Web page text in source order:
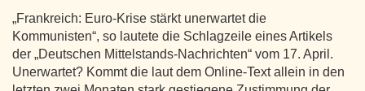
„Frankreich: Euro-Krise stärkt unerwartet die
Kommunisten“, so lautete die Schlagzeile eines Artikels
der „Deutschen Mittelstands-Nachrichten“ vom 17. April.
Unerwartet? Kommt die laut dem Online-Text allein in den